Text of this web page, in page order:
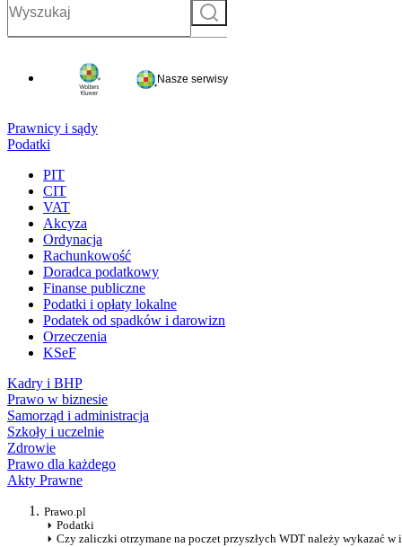
Szukaj
Nasze serwisy
Prawnicy i sądy
Podatki
PIT
CIT
VAT
Akcyza
Ordynacja
Rachunkowość
Doradca podatkowy
Finanse publiczne
Podatki i opłaty lokalne
Podatek od spadków i darowizn
Orzeczenia
KSeF
Kadry i BHP
Prawo w biznesie
Samorząd i administracja
Szkoły i uczelnie
Zdrowie
Prawo dla każdego
Akty Prawne
Prawo.pl
Podatki
Czy zaliczki otrzymane na poczet przyszłych WDT należy wykazać